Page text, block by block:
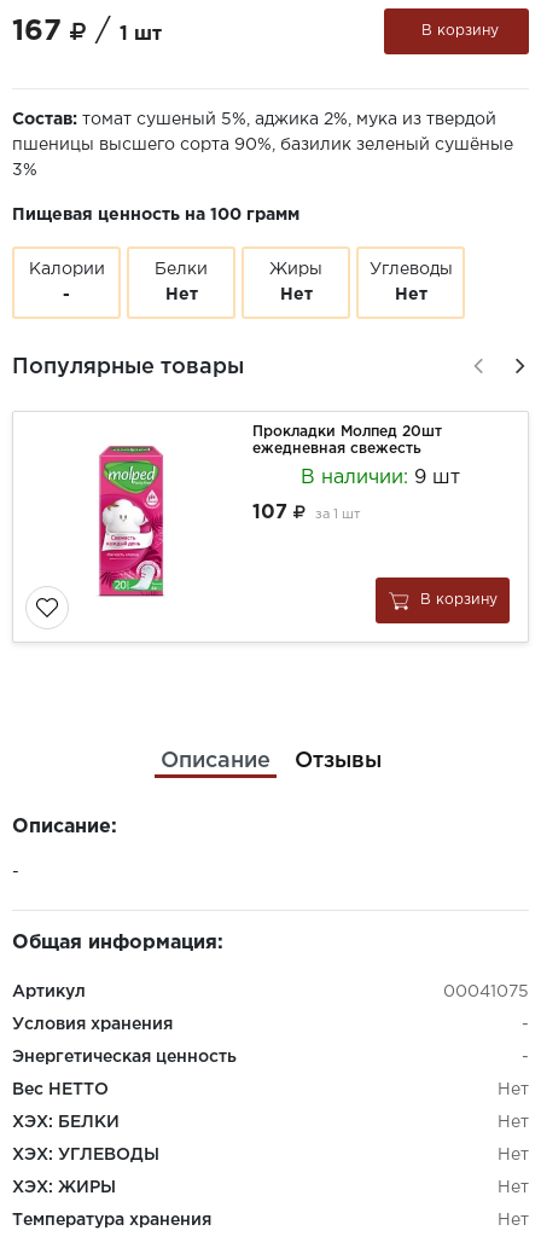
167 / 1 шт В корзину
Состав: томат сушеный 5%, аджика 2%, мука из твердой
пшеницы высшего сорта 90%, базилик зеленый сушёные
3%
Пищевая ценность на 100 грамм
Калории
-
Белки
Нет
Жиры
Нет
Углеводы
Нет
Популярные товары
Прокладки Молпед 20шт
ежедневная свежесть
В наличии: 9 шт
107
за 1 шт
В корзину
Описание Отзывы
Описание:
-
Общая информация:
Артикул 00041075
Условия хранения -
Энергетическая ценность -
Вес НЕТТО Нет
ХЭХ: БЕЛКИ Нет
ХЭХ: УГЛЕВОДЫ Нет
ХЭХ: ЖИРЫ Нет
Температура хранения Нет